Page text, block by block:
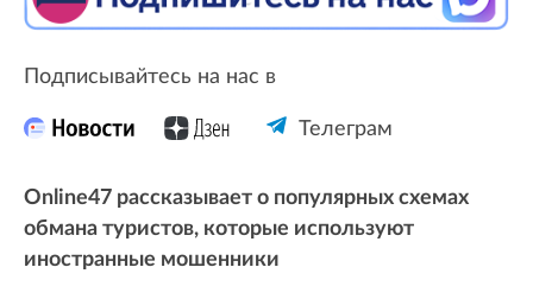
Подписывайтесь на нас в
Телеграм
Online47 рассказывает о популярных схемах
обмана туристов, которые используют
иностранные мошенники